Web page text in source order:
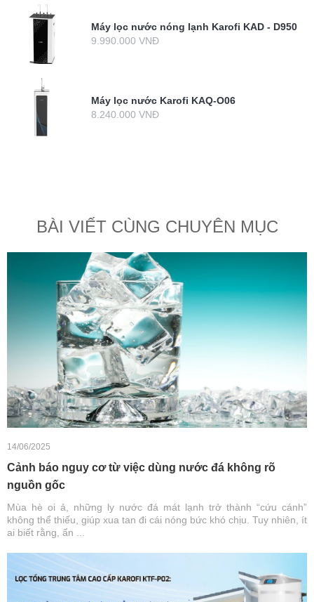
Máy lọc nước nóng lạnh Karofi KAD - D950
9.990.000 VNĐ
Máy lọc nước Karofi KAQ-O06
8.240.000 VNĐ
BÀI VIẾT CÙNG CHUYÊN MỤC
14/06/2025
Cảnh báo nguy cơ từ việc dùng nước đá không rõ
nguồn gốc
Mùa hè oi ả, những ly nước đá mát lạnh trở thành “cứu cánh”
không thể thiếu, giúp xua tan đi cái nóng bức khó chịu. Tuy nhiên, ít
ai biết rằng, ẩn ...